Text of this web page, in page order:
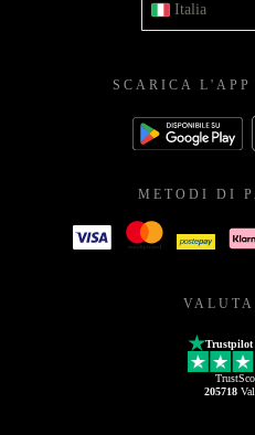
Italia
SCARICA L'APP
METODI DI
Trustpilot
205718